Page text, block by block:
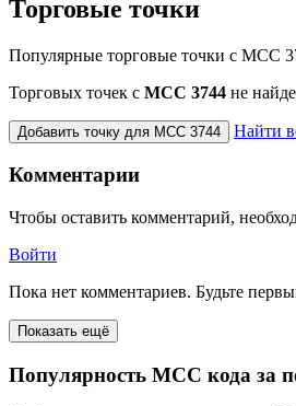
Торговые точки
Популярные торговые точки с MCC
Торговых точек с МСС 3744 не
Добавить точку для MCC 3744 Найти
Комментарии
Чтобы оставить комментарий,
Войти
Пока нет комментариев. Будьте
Показать ещё
Популярность MCC кода за